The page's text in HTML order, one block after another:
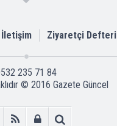
İletişim Ziyaretçi Defteri
235 71 84
© 2016 Gazete Güncel